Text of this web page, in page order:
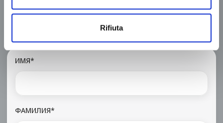
Rifiuta
Imagine it's possible.
ИМЯ*
ФАМИЛИЯ*